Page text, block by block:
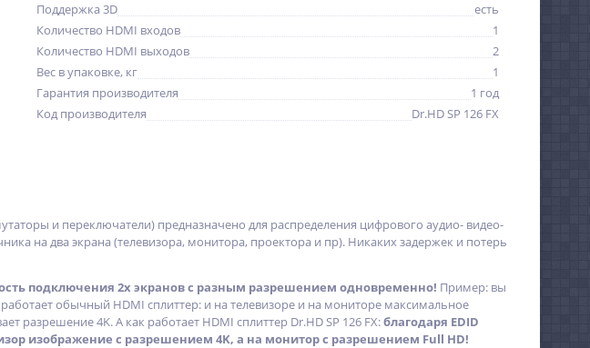
Поддержка 3D
есть
Количество HDMI входов
1
Количество HDMI выходов
2
Вес в упаковке, кг
1
Гарантия производителя
1 год
Код производителя
Dr.HD SP 126 FX
и переключатели) предназначено для распределения цифрового аудио- видео-
на два экрана (телевизора, монитора, проектора и пр). Никаких задержек и потерь
подключения 2х экранов с разным разрешением одновременно! Пример: вы
обычный HDMI сплиттер: и на телевизоре и на мониторе максимальное
разрешение 4K. А как работает HDMI сплиттер Dr.HD SP 126 FX:благодаря EDID
изображение с разрешением 4K, а на монитор с разрешением Full HD!